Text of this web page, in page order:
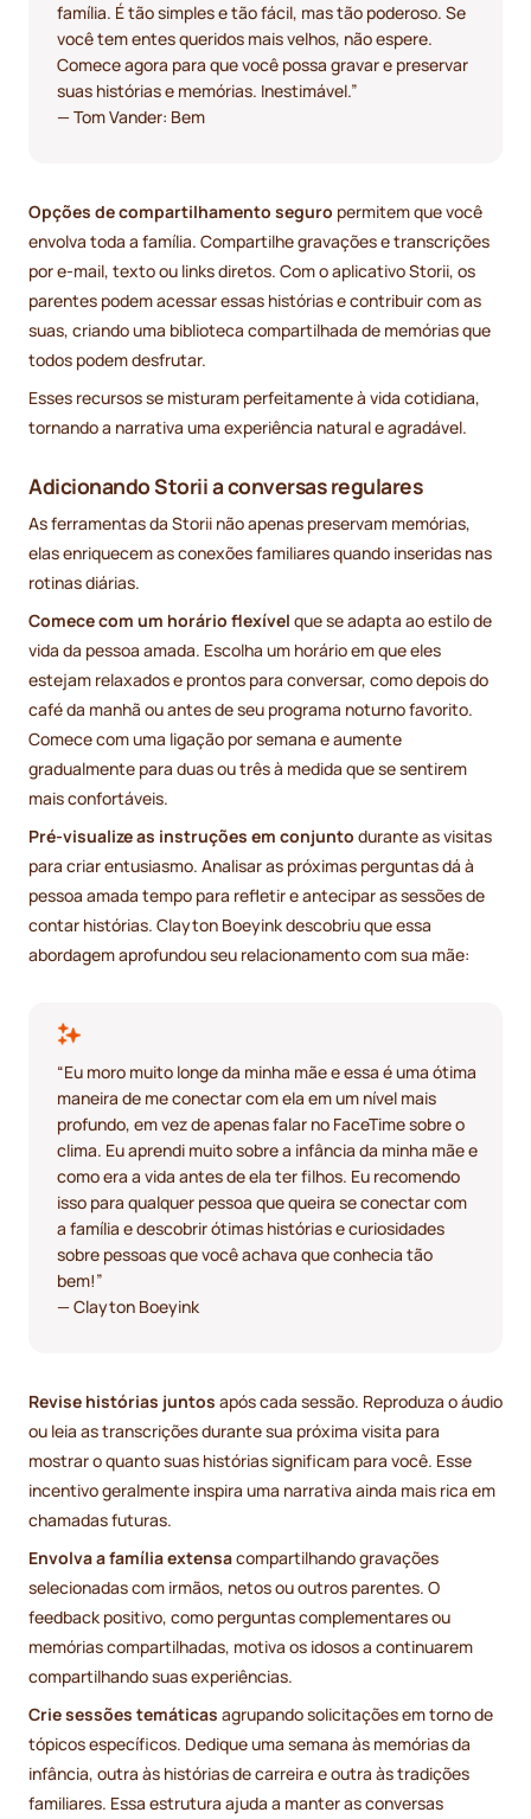
família. É tão simples e tão fácil, mas tão poderoso. Se
você tem entes queridos mais velhos, não espere.
Comece agora para que você possa gravar e preservar
suas histórias e memórias. Inestimável.”
— Tom Vander: Bem
Opções de compartilhamento seguro permitem que você
envolva toda a família. Compartilhe gravações e transcrições
por e-mail, texto ou links diretos. Com o aplicativo Storii, os
parentes podem acessar essas histórias e contribuir com as
suas, criando uma biblioteca compartilhada de memórias que
todos podem desfrutar.
Esses recursos se misturam perfeitamente à vida cotidiana,
tornando a narrativa uma experiência natural e agradável.
Adicionando Storii a conversas regulares
As ferramentas da Storii não apenas preservam memórias,
elas enriquecem as conexões familiares quando inseridas nas
rotinas diárias.
Comece com um horário flexível que se adapta ao estilo de
vida da pessoa amada. Escolha um horário em que eles
estejam relaxados e prontos para conversar, como depois do
café da manhã ou antes de seu programa noturno favorito.
Comece com uma ligação por semana e aumente
gradualmente para duas ou três à medida que se sentirem
mais confortáveis.
Pré-visualize as instruções em conjunto durante as visitas
para criar entusiasmo. Analisar as próximas perguntas dá à
pessoa amada tempo para refletir e antecipar as sessões de
contar histórias. Clayton Boeyink descobriu que essa
abordagem aprofundou seu relacionamento com sua mãe:
“Eu moro muito longe da minha mãe e essa é uma ótima
maneira de me conectar com ela em um nível mais
profundo, em vez de apenas falar no FaceTime sobre o
clima. Eu aprendi muito sobre a infância da minha mãe e
como era a vida antes de ela ter filhos. Eu recomendo
isso para qualquer pessoa que queira se conectar com
a família e descobrir ótimas histórias e curiosidades
sobre pessoas que você achava que conhecia tão
bem!”
— Clayton Boeyink
Revise histórias juntos após cada sessão. Reproduza o áudio
ou leia as transcrições durante sua próxima visita para
mostrar o quanto suas histórias significam para você. Esse
incentivo geralmente inspira uma narrativa ainda mais rica em
chamadas futuras.
Envolva a família extensacompartilhando gravações
selecionadas com irmãos, netos ou outros parentes. O
feedback positivo, como perguntas complementares ou
memórias compartilhadas, motiva os idosos a continuarem
compartilhando suas experiências.
Crie sessões temáticas agrupando solicitações em torno de
tópicos específicos. Dedique uma semana às memórias da
infância, outra às histórias de carreira e outra às tradições
familiares. Essa estrutura ajuda a manter as conversas